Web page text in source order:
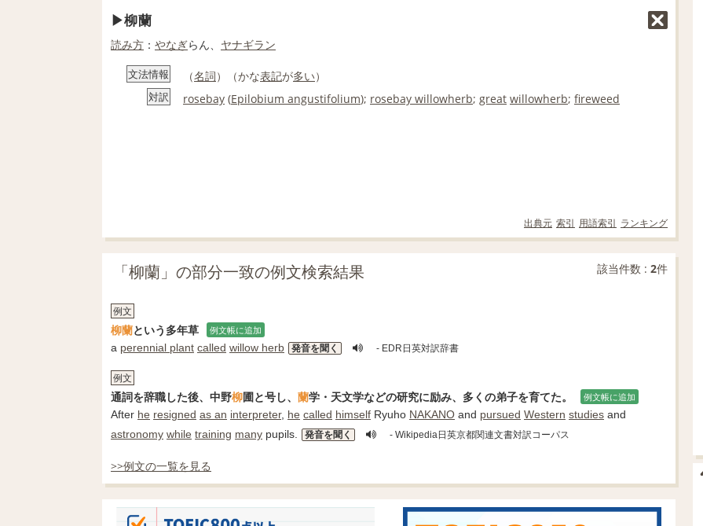
柳蘭
読み方 ： やなぎらん、 ヤナギラン
文法情報 （名詞）（かな表記が多い）
対訳 rosebay (Epilobium angustifolium); rosebay willowherb; great willowherb; fireweed
出典元 索引 用語索引 ランキング
「柳蘭」の部分一致の例文検索結果 該当件数 : 2件
例文
柳蘭という多年草 例文帳に追加
a perennial plant called willow herb 発音を聞く - EDR日英対訳辞書
例文
通詞を辞職した後、中野柳圃と号し、 蘭学・天文学などの研究に励み、多くの弟子を育てた。 例文帳に追加
After he resigned as an interpreter, he called himself Ryuho NAKANO and pursued Western studies and
astronomy while training many pupils. 発音を聞く - Wikipedia日英京都関連文書対訳コーパス
>>例文の一覧を見る